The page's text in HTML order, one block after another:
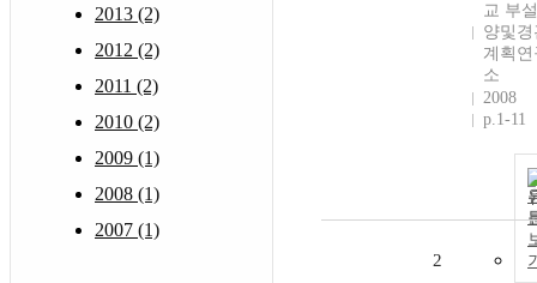
2013 (2)
2012 (2)
2011 (2)
2010 (2)
2009 (1)
2008 (1)
2007 (1)
교 부
양및경
계획연
소
2008
p.1-11
2